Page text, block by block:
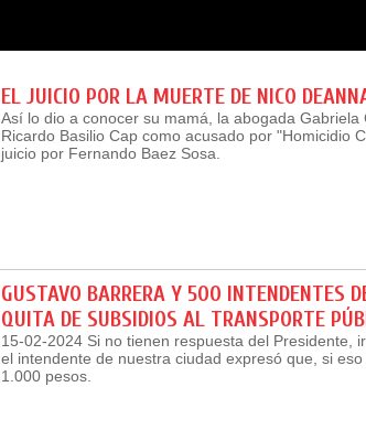
EL JUICIO POR LA MUERTE DE NICO
Así lo dio a conocer su mamá, la abogada
Ricardo Basilio Cap como acusado por "Homicidio
juicio por Fernando Baez Sosa.
GUSTAVO BARRERA Y 500 INTENDENTES
QUITA DE SUBSIDIOS AL TRANSPORTE
15-02-2024 Si no tienen respuesta del Presidente,
el intendente de nuestra ciudad expresó que, si
1.000 pesos.